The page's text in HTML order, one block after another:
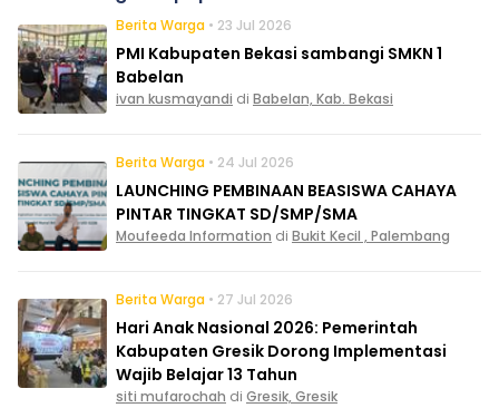
Berita Warga • 23 Jul 2026
PMI Kabupaten Bekasi sambangi SMKN 1
Babelan
ivan kusmayandi di Babelan, Kab. Bekasi
Berita Warga • 24 Jul 2026
LAUNCHING PEMBINAAN BEASISWA CAHAYA
PINTAR TINGKAT SD/SMP/SMA
Moufeeda Information di Bukit Kecil , Palembang
Berita Warga • 27 Jul 2026
Hari Anak Nasional 2026: Pemerintah
Kabupaten Gresik Dorong Implementasi
Wajib Belajar 13 Tahun
siti mufarochah di Gresik, Gresik